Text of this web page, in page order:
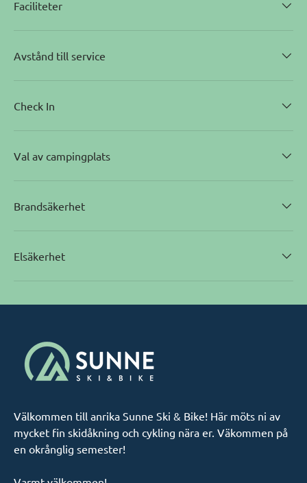
Faciliteter
Avstånd till service
Check In
Val av campingplats
Brandsäkerhet
Elsäkerhet
Välkommen till anrika Sunne Ski & Bike! Här möts ni av
mycket fin skidåkning och cykling nära er. Väkommen på
en okrånglig semester!